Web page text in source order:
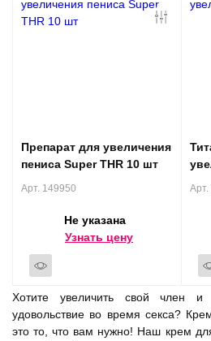
Препарат для увеличения
пениса Super THR 10 шт
Арт. 149950
Не указана
Узнать цену
Арт.
Хотите увеличить свой член и
удовольствие во время секса?
это то, что вам нужно! Наш крем